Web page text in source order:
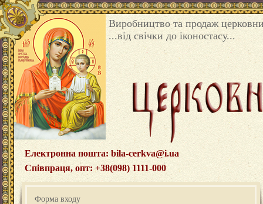
Виробництво та продаж
...від свічки до іконостасу...
Електронна пошта: bila-cerkva@i.ua
Співпраця, опт: +38(098) 1111-000
Форма входу